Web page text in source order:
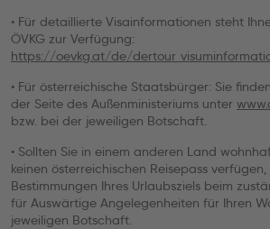
• Für detaillierte Visainformationen steht
ÖVKG zur Verfügung:
https://oevkg.at/de/
• Für österreichische Staatsbürger: Sie
der Seite des Außenministeriums unter
bzw. bei der jeweiligen Botschaft.
• Sollten Sie in einem anderen Land
keinen österreichischen Reisepass
Bestimmungen Ihres Urlaubsziels beim
für Auswärtige Angelegenheiten für Ihren
jeweiligen Botschaft.